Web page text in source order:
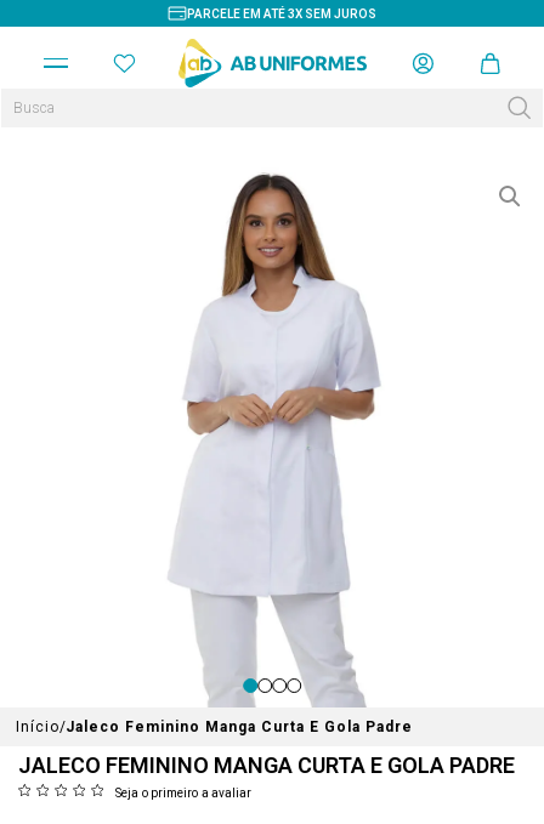
PARCELE EM ATÉ 3X SEM JUROS
Início Jaleco Feminino Manga Curta E Gola Padre
JALECO FEMININO MANGA CURTA E GOLA PADRE
Seja o primeiro a avaliar